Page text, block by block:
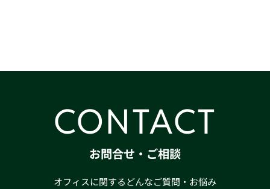
CONTACT
お問合せ・ご相談
オフィスに関するどんなご質問・お悩み